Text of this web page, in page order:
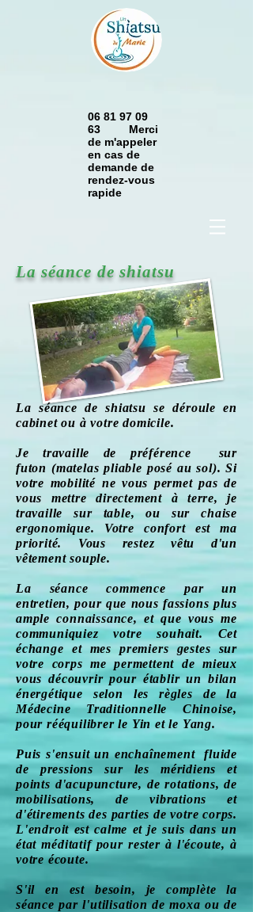
06 81 97 09
63 Merci
de m'appeler
en cas de
demande de
rendez-vous
rapide
La séance de shiatsu
La séance de shiatsu se déroule en
cabinet ou à votre domicile.
Je travaille de préférence sur
futon (matelas pliable posé au sol). Si
votre mobilité ne vous permet pas de
vous mettre directement à terre, je
travaille sur table, ou sur chaise
ergonomique. Votre confort est ma
priorité. Vous restez vêtu d'un
vêtement souple.
La séance commence par un
entretien, pour que nous fassions plus
ample connaissance, et que vous me
communiquiez votre souhait. Cet
échange et mes premiers gestes sur
votre corps me permettent de mieux
vous découvrir pour établir un bilan
énergétique selon les règles de la
Médecine Traditionnelle Chinoise,
pour rééquilibrer le Yin et le Yang.
Puis s'ensuit un enchaînement fluide
de pressions sur les méridiens et
points d'acupuncture, de rotations, de
mobilisations, de vibrations et
d'étirements des parties de votre corps.
L'endroit est calme et je suis dans un
état méditatif pour rester à l'écoute, à
votre écoute.
S'il en est besoin, je complète la
séance par l'utilisation de moxa ou de